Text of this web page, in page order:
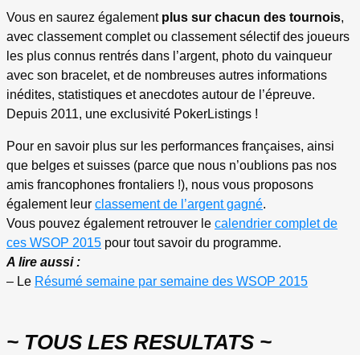
Vous en saurez également plus sur chacun des tournois,
avec classement complet ou classement sélectif des joueurs
les plus connus rentrés dans l’argent, photo du vainqueur
avec son bracelet, et de nombreuses autres informations
inédites, statistiques et anecdotes autour de l’épreuve.
Depuis 2011, une exclusivité PokerListings !
Pour en savoir plus sur les performances françaises, ainsi
que belges et suisses (parce que nous n’oublions pas nos
amis francophones frontaliers !), nous vous proposons
également leur classement de l’argent gagné.
Vous pouvez également retrouver le calendrier complet de
ces WSOP 2015 pour tout savoir du programme.
A lire aussi :
– Le Résumé semaine par semaine des WSOP 2015
~ TOUS LES RESULTATS ~